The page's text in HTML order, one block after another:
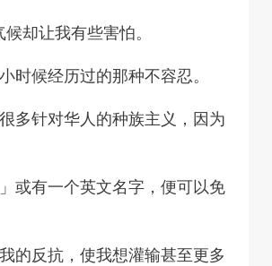
却让我有些害怕。
时候经历过的那种不容忍。
多针对华人的种族主义，因为
或有一个英文名字，便可以免
的反抗，使我想灌输甚至更多